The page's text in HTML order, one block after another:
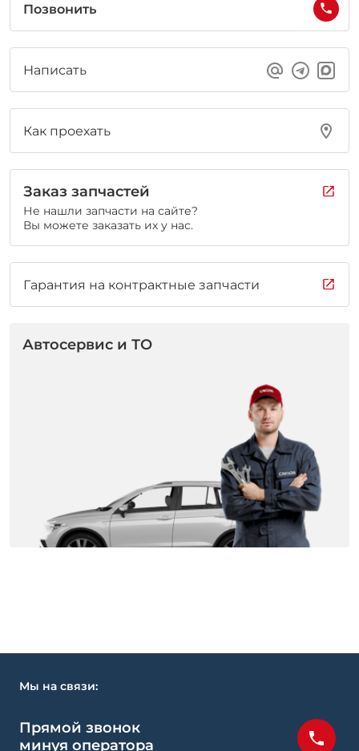
Позвонить
Написать
Как проехать
Заказ запчастей
Не нашли запчасти на сайте?
Вы можете заказать их у нас.
Гарантия на контрактные запчасти
Автосервис и ТО
Мы на связи:
Прямой звонок
минуя оператора